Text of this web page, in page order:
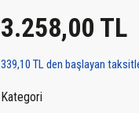
3.258,00 TL
339,10 TL den başlayan
Kategori